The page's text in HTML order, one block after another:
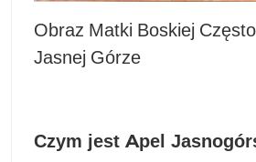
Obraz Matki Boskiej
Jasnej Górze
Czym jest Apel